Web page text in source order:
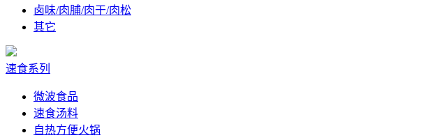
卤味/肉脯/肉干/肉松
其它
速食系列
微波食品
速食汤料
自热方便火锅